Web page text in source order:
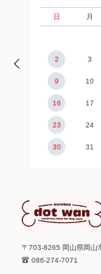
日 月
2 3
9 10
16 17
23 24
30 31
〒703-8265 岡山県岡山
086-274-7071